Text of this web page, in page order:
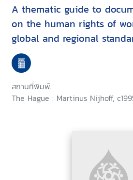
A thematic guide to
on the human rights of
global and regional
adopted by
organizations, international
non-governmental
organizations, and
สถานที่พิมพ์:
The Hague : Martinus Nijhoff,